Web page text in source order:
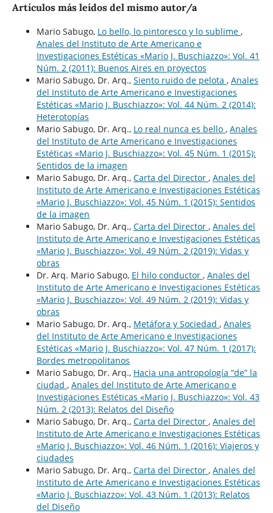
Artículos más leídos del mismo autor/a
Mario Sabugo, Lo bello, lo pintoresco y lo sublime ,
Anales del Instituto de Arte Americano e
Investigaciones Estéticas «Mario J. Buschiazzo»: Vol. 41
Núm. 2 (2011): Buenos Aires en proyectos
Mario Sabugo, Dr. Arq., Siento ruido de pelota , Anales
del Instituto de Arte Americano e Investigaciones
Estéticas «Mario J. Buschiazzo»: Vol. 44 Núm. 2 (2014):
Heterotopías
Mario Sabugo, Dr. Arq., Lo real nunca es bello , Anales
del Instituto de Arte Americano e Investigaciones
Estéticas «Mario J. Buschiazzo»: Vol. 45 Núm. 1 (2015):
Sentidos de la imagen
Mario Sabugo, Dr. Arq., Carta del Director , Anales del
Instituto de Arte Americano e Investigaciones Estéticas
«Mario J. Buschiazzo»: Vol. 45 Núm. 1 (2015): Sentidos
de la imagen
Mario Sabugo, Dr. Arq., Carta del Director , Anales del
Instituto de Arte Americano e Investigaciones Estéticas
«Mario J. Buschiazzo»: Vol. 49 Núm. 2 (2019): Vidas y
obras
Dr. Arq. Mario Sabugo, El hilo conductor , Anales del
Instituto de Arte Americano e Investigaciones Estéticas
«Mario J. Buschiazzo»: Vol. 49 Núm. 2 (2019): Vidas y
obras
Mario Sabugo, Dr. Arq., Metáfora y Sociedad , Anales
del Instituto de Arte Americano e Investigaciones
Estéticas «Mario J. Buschiazzo»: Vol. 47 Núm. 1 (2017):
Bordes metropolitanos
Mario Sabugo, Dr. Arq., Hacia una antropología “de” la
ciudad , Anales del Instituto de Arte Americano e
Investigaciones Estéticas «Mario J. Buschiazzo»: Vol. 43
Núm. 2 (2013): Relatos del Diseño
Mario Sabugo, Dr. Arq., Carta del Director , Anales del
Instituto de Arte Americano e Investigaciones Estéticas
«Mario J. Buschiazzo»: Vol. 46 Núm. 1 (2016): Viajeros y
ciudades
Mario Sabugo, Dr. Arq., Carta del Director , Anales del
Instituto de Arte Americano e Investigaciones Estéticas
«Mario J. Buschiazzo»: Vol. 43 Núm. 1 (2013): Relatos
del Diseño